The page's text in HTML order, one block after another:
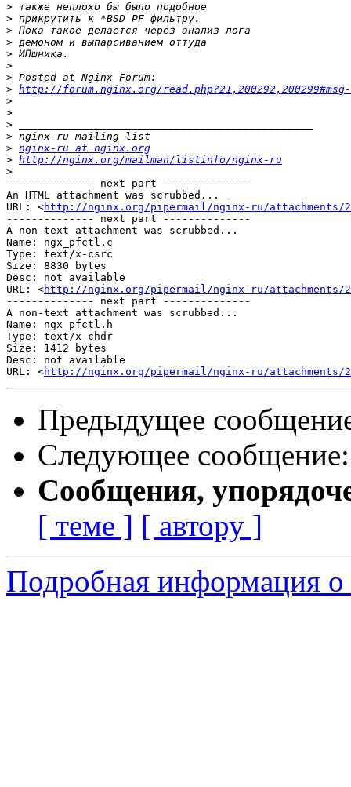
>
>
>
>
>
>
>
> http://forum.nginx.org/read.php?21,200292,200299#msg-
>
>
>
>
> nginx-ru at nginx.org
> http://nginx.org/mailman/listinfo/nginx-ru
>
-------------- next part --------------
An HTML attachment was scrubbed...
URL: <http://nginx.org/pipermail/nginx-ru/attachments/
-------------- next part --------------
A non-text attachment was scrubbed...
Name: ngx_pfctl.c
Type: text/x-csrc
Size: 8830 bytes
Desc: not available
URL: <http://nginx.org/pipermail/nginx-ru/attachments/
-------------- next part --------------
A non-text attachment was scrubbed...
Name: ngx_pfctl.h
Type: text/x-chdr
Size: 1412 bytes
Desc: not available
URL: <http://nginx.org/pipermail/nginx-ru/attachments/
Предыдущее
Следующее
Сообщения,
[ теме ] [ автору ]
Подробная информация